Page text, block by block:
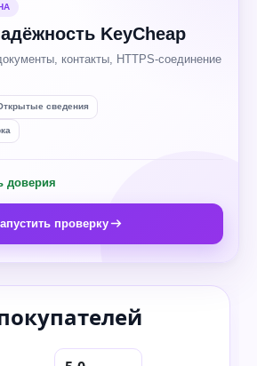
KeyCheap
HTTPS-соединение
сведения
доверия
проверку